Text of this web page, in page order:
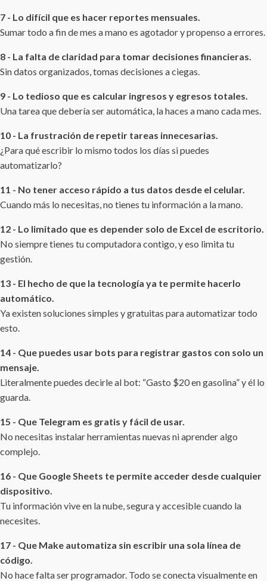
7 - Lo difícil que es hacer reportes mensuales.
Sumar todo a fin de mes a mano es agotador y propenso a errores.
8 - La falta de claridad para tomar decisiones financieras.
Sin datos organizados, tomas decisiones a ciegas.
9 - Lo tedioso que es calcular ingresos y egresos totales.
Una tarea que debería ser automática, la haces a mano cada mes.
10 - La frustración de repetir tareas innecesarias.
¿Para qué escribir lo mismo todos los días si puedes
automatizarlo?
11 - No tener acceso rápido a tus datos desde el celular.
Cuando más lo necesitas, no tienes tu información a la mano.
12 - Lo limitado que es depender solo de Excel de escritorio.
No siempre tienes tu computadora contigo, y eso limita tu
gestión.
13 - El hecho de que la tecnología ya te permite hacerlo
automático.
Ya existen soluciones simples y gratuitas para automatizar todo
esto.
14 - Que puedes usar bots para registrar gastos con solo un
mensaje.
Literalmente puedes decirle al bot: “Gasto $20 en gasolina” y él lo
guarda.
15 - Que Telegram es gratis y fácil de usar.
No necesitas instalar herramientas nuevas ni aprender algo
complejo.
16 - Que Google Sheets te permite acceder desde cualquier
dispositivo.
Tu información vive en la nube, segura y accesible cuando la
necesites.
17 - Que Make automatiza sin escribir una sola línea de
código.
No hace falta ser programador. Todo se conecta visualmente en